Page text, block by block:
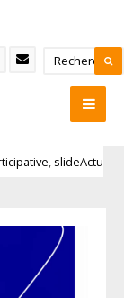
, slideActu